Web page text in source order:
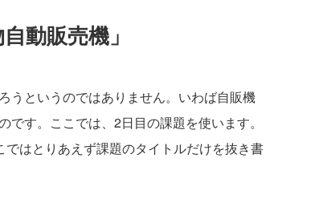
動販売機」
うというのではありません。いわば自販機
す。ここでは、2日目の課題を使います。
ではとりあえず課題のタイトルだけを抜き書